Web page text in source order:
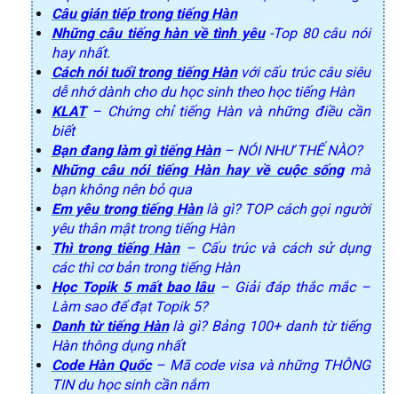
Câu gián tiếp trong tiếng Hàn
Những câu tiếng hàn về tình yêu-Top 80 câu nói
hay nhất.
Cách nói tuổi trong tiếng Hànvới cấu trúc câu siêu
dễ nhớ dành cho du học sinh theo học tiếng Hàn
KLAT– Chứng chỉ tiếng Hàn và những điều cần
biết
Bạn đang làm gì tiếng Hàn– NÓI NHƯ THẾ NÀO?
Những câu nói tiếng Hàn hay về cuộc sốngmà
bạn không nên bỏ qua
Em yêu trong tiếng Hànlà gì? TOP cách gọi người
yêu thân mật trong tiếng Hàn
Thì trong tiếng Hàn– Cấu trúc và cách sử dụng
các thì cơ bản trong tiếng Hàn
Học Topik 5 mất bao lâu– Giải đáp thắc mắc –
Làm sao để đạt Topik 5?
Danh từ tiếng Hànlà gì? Bảng 100+ danh từ tiếng
Hàn thông dụng nhất
Code Hàn Quốc– Mã code visa và những THÔNG
TIN du học sinh cần nắm